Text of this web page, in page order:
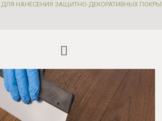
НАНЕСЕНИЯ ЗАЩИТНО-ДЕКОРАТИВНЫХ